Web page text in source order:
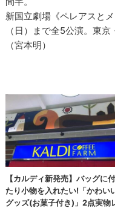
新国立劇場《ペレアスと
（日）まで全5公演。東
（宮本明）